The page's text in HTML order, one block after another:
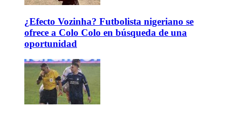
¿Efecto Vozinha? Futbolista nigeriano se
ofrece a Colo Colo en búsqueda de una
oportunidad